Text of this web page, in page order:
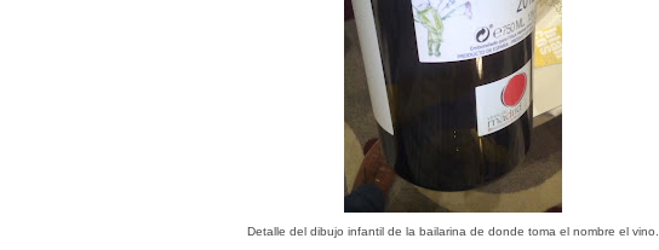
Detalle del dibujo infantil de la bailarina de donde toma el nombre el vino.